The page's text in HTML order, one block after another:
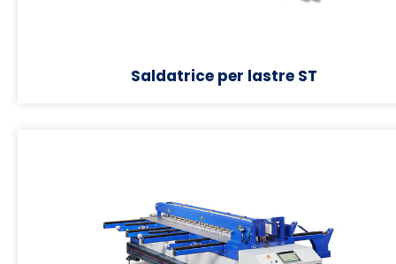
Saldatrice per lastre ST